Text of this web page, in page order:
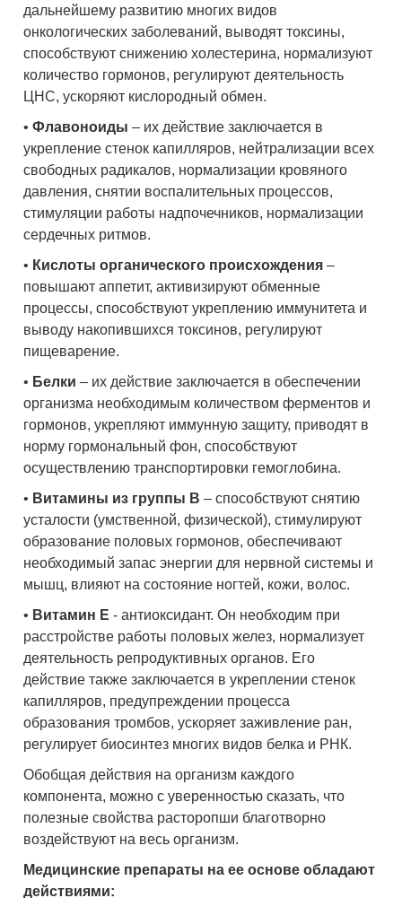
дальнейшему развитию многих видов
онкологических заболеваний, выводят токсины,
способствуют снижению холестерина, нормализуют
количество гормонов, регулируют деятельность
ЦНС, ускоряют кислородный обмен.
•Флавоноиды – их действие заключается в
укрепление стенок капилляров, нейтрализации всех
свободных радикалов, нормализации кровяного
давления, снятии воспалительных процессов,
стимуляции работы надпочечников, нормализации
сердечных ритмов.
• Кислоты органического происхождения –
повышают аппетит, активизируют обменные
процессы, способствуют укреплению иммунитета и
выводу накопившихся токсинов, регулируют
пищеварение.
• Белки – их действие заключается в обеспечении
организма необходимым количеством ферментов и
гормонов, укрепляют иммунную защиту, приводят в
норму гормональный фон, способствуют
осуществлению транспортировки гемоглобина.
• Витамины из группы В – способствуют снятию
усталости (умственной, физической), стимулируют
образование половых гормонов, обеспечивают
необходимый запас энергии для нервной системы и
мышц, влияют на состояние ногтей, кожи, волос.
• Витамин Е - антиоксидант. Он необходим при
расстройстве работы половых желез, нормализует
деятельность репродуктивных органов. Его
действие также заключается в укреплении стенок
капилляров, предупреждении процесса
образования тромбов, ускоряет заживление ран,
регулирует биосинтез многих видов белка и РНК.
Обобщая действия на организм каждого
компонента, можно с уверенностью сказать, что
полезные свойства расторопши благотворно
воздействуют на весь организм.
Медицинские препараты на ее основе обладают
действиями: